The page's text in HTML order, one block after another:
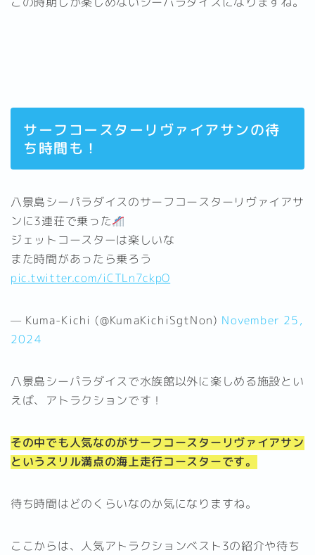
サーフコースターリヴァイアサンの待
ち時間も！
八景島シーパラダイスのサーフコースターリヴァイアサ
ンに3連荘で乗った
ジェットコースターは楽しいな
また時間があったら乗ろう
pic.twitter.com/iCTLn7ckpO
— Kuma-Kichi (@KumaKichiSgtNon) November 25,
2024
八景島シーパラダイスで水族館以外に楽しめる施設とい
えば、アトラクションです！
その中でも人気なのがサーフコースターリヴァイアサン
というスリル満点の海上走行コースターです。
待ち時間はどのくらいなのか気になりますね。
ここからは、人気アトラクションベスト3の紹介や待ち